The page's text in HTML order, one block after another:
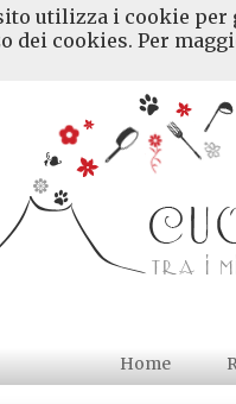
Home
utilizza i cookie per
dei cookies. Per